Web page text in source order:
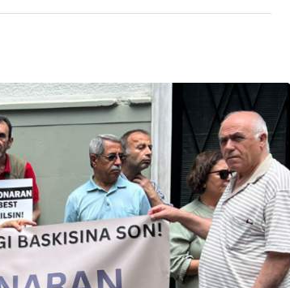
Güncel
“Demirtaş’ın tahliyesi
beklenebilir mi?” MHP’li Feti
Yıldız: Bekleyin